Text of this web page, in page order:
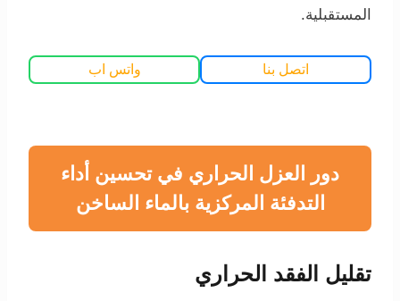
المستقبلية.
اتصل بنا واتس اب
دور العزل الحراري في تحسين أداء
التدفئة المركزية بالماء الساخن
تقليل الفقد الحراري